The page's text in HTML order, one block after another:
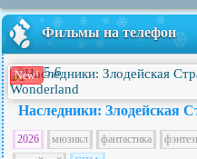
Фильмы на телефон
New! 5.6
Наследники: Злодейская
2026 мюзикл фантастика